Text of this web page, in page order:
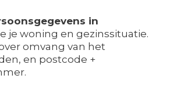
in
je woning en gezinssituatie.
omvang van het
en postcode +